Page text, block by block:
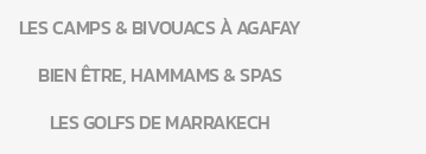
LES CAMPS & BIVOUACS À AGAFAY
BIEN ÊTRE, HAMMAMS & SPAS
LES GOLFS DE MARRAKECH